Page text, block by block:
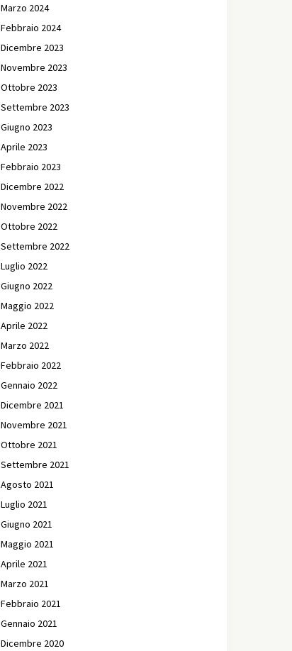
Marzo 2024
Febbraio 2024
Dicembre 2023
Novembre 2023
Ottobre 2023
Settembre 2023
Giugno 2023
Aprile 2023
Febbraio 2023
Dicembre 2022
Novembre 2022
Ottobre 2022
Settembre 2022
Luglio 2022
Giugno 2022
Maggio 2022
Aprile 2022
Marzo 2022
Febbraio 2022
Gennaio 2022
Dicembre 2021
Novembre 2021
Ottobre 2021
Settembre 2021
Agosto 2021
Luglio 2021
Giugno 2021
Maggio 2021
Aprile 2021
Marzo 2021
Febbraio 2021
Gennaio 2021
Dicembre 2020